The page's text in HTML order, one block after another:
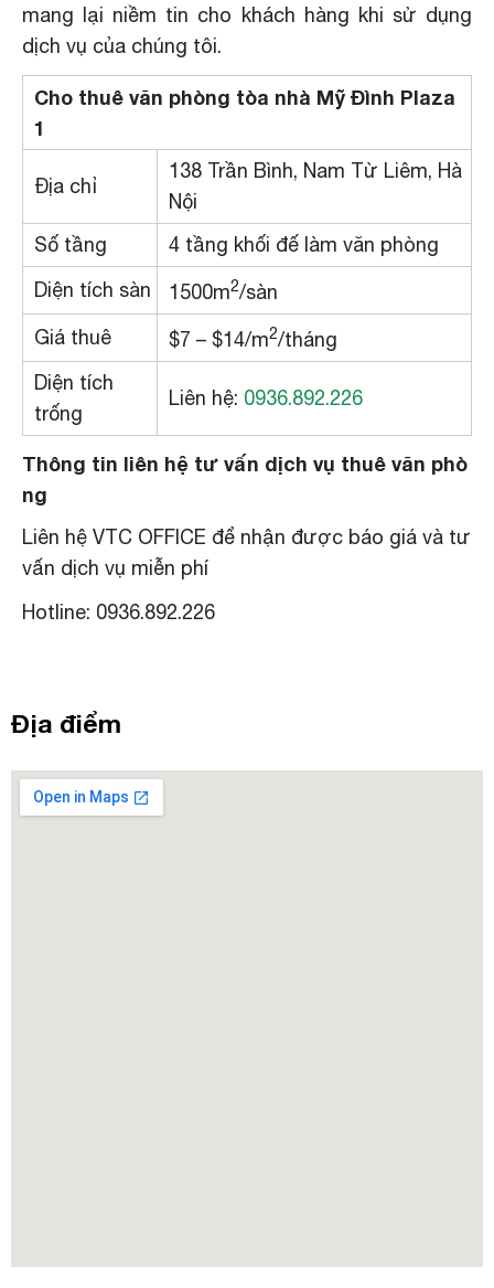
mang lại niềm tin cho khách hàng khi sử dụng
dịch vụ của chúng tôi.
Cho thuê văn phòng tòa nhà Mỹ Đình Plaza
1
Địa chỉ
138 Trần Bình, Nam Từ Liêm, Hà
Nội
Số tầng
4 tầng khối đế làm văn phòng
Diện tích sàn
1500m2/sàn
Giá thuê
$7 – $14/m2/tháng
Diện tích
trống
Liên hệ: 0936.892.226
Thông tin liên hệ tư vấn dịch vụ thuê văn phò
ng
Liên hệ VTC OFFICE để nhận được báo giá và tư
vấn dịch vụ miễn phí
Hotline: 0936.892.226
Địa điểm